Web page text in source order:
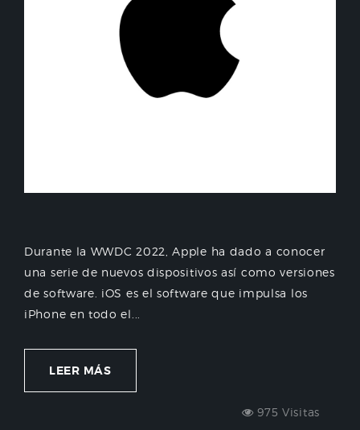
Durante la WWDC 2022, Apple ha dado a conocer
una serie de nuevos dispositivos así como versiones
de software. iOS es el software que impulsa los
iPhone en todo el...
LEER MÁS
975 Visitas